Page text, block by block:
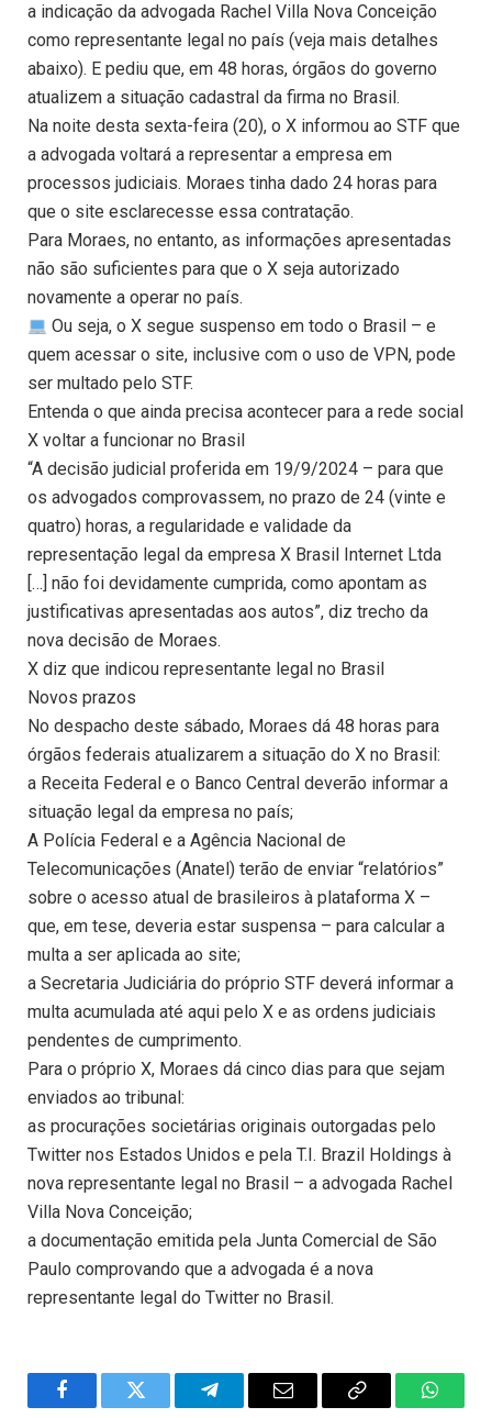
a indicação da advogada Rachel Villa Nova Conceição
como representante legal no país (veja mais detalhes
abaixo). E pediu que, em 48 horas, órgãos do governo
atualizem a situação cadastral da firma no Brasil.
Na noite desta sexta-feira (20), o X informou ao STF que
a advogada voltará a representar a empresa em
processos judiciais. Moraes tinha dado 24 horas para
que o site esclarecesse essa contratação.
Para Moraes, no entanto, as informações apresentadas
não são suficientes para que o X seja autorizado
novamente a operar no país.
Ou seja, o X segue suspenso em todo o Brasil – e
quem acessar o site, inclusive com o uso de VPN, pode
ser multado pelo STF.
Entenda o que ainda precisa acontecer para a rede social
X voltar a funcionar no Brasil
“A decisão judicial proferida em 19/9/2024 – para que
os advogados comprovassem, no prazo de 24 (vinte e
quatro) horas, a regularidade e validade da
representação legal da empresa X Brasil Internet Ltda
[…] não foi devidamente cumprida, como apontam as
justificativas apresentadas aos autos”, diz trecho da
nova decisão de Moraes.
X diz que indicou representante legal no Brasil
Novos prazos
No despacho deste sábado, Moraes dá 48 horas para
órgãos federais atualizarem a situação do X no Brasil:
a Receita Federal e o Banco Central deverão informar a
situação legal da empresa no país;
A Polícia Federal e a Agência Nacional de
Telecomunicações (Anatel) terão de enviar “relatórios”
sobre o acesso atual de brasileiros à plataforma X –
que, em tese, deveria estar suspensa – para calcular a
multa a ser aplicada ao site;
a Secretaria Judiciária do próprio STF deverá informar a
multa acumulada até aqui pelo X e as ordens judiciais
pendentes de cumprimento.
Para o próprio X, Moraes dá cinco dias para que sejam
enviados ao tribunal:
as procurações societárias originais outorgadas pelo
Twitter nos Estados Unidos e pela T.I. Brazil Holdings à
nova representante legal no Brasil – a advogada Rachel
Villa Nova Conceição;
a documentação emitida pela Junta Comercial de São
Paulo comprovando que a advogada é a nova
representante legal do Twitter no Brasil.
FacebookTwitter TelegramEmail Copy